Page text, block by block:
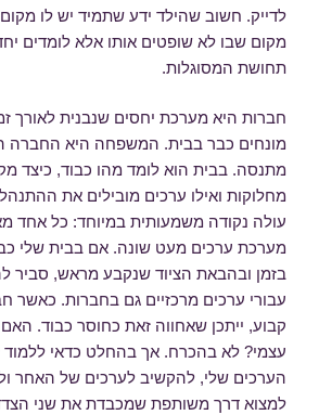
לדייק. חשוב שהילד ידע שתמיד יש לו מקום
מקום שבו לא שופטים אותו אלא לומדים
תחושת המסוגלות.
חברות היא מערכת יחסים שנבנית לאורך
מונחים כבר בבית. המשפחה היא החברה
מתנסה. בבית הוא לומד מהו כבוד, כיצד
מחלוקות ואילו ערכים מובילים את
עולה נקודה משמעותית במיוחד: כל אחד
מערכת ערכים מעט שונה. אם בבית שלי
בזמן ובהבאת הציוד שנקבע מראש, סביר
עבורי ערכים מרכזיים גם בחברות. כאשר
קבוע, ייתכן שאחווה זאת כחוסר כבוד.
עצמי? לא בהכרח. אך בהחלט כדאי
הערכים שלי, להקשיב לערכים של האחר
למצוא דרך משותפת שמכבדת את שני